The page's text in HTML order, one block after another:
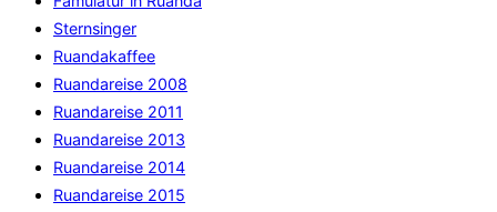
Sternsinger
Ruandakaffee
Ruandareise 2008
Ruandareise 2011
Ruandareise 2013
Ruandareise 2014
Ruandareise 2015